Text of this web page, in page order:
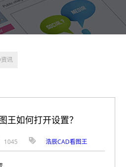
讯
王如何打开设置？
1045 浩辰CAD看图王